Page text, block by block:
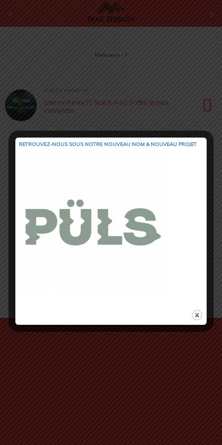
Marqueurs › 7
29 JUIN 2022 • PAR LOÏC ROIG
Garmin Fénix 7 [ Test & Avis] : l’offre la plus
complète
RETROUVEZ-NOUS SOUS NOTRE NOUVEAU NOM & NOUVEAU PROJET